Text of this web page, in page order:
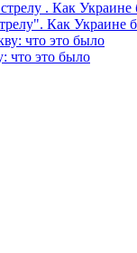
Как Украине
что это было